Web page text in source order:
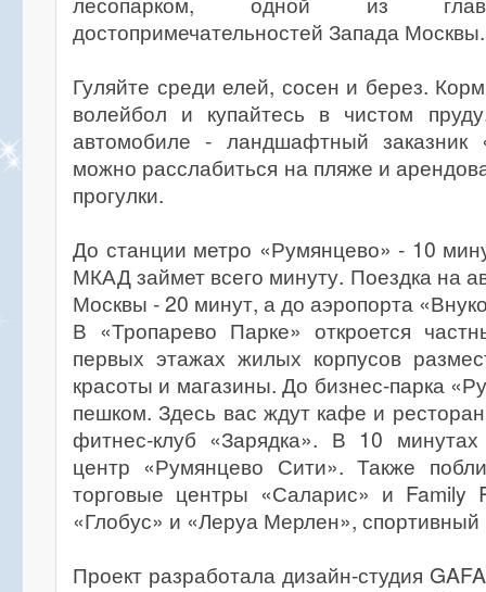
достопримечательностей Запада Москвы.
Гуляйте среди елей, сосен и берез.
волейбол и купайтесь в чистом
автомобиле - ландшафтный заказник
можно расслабиться на пляже и
прогулки.
До станции метро «Румянцево» - 10
МКАД займет всего минуту. Поездка на
Москвы - 20 минут, а до аэропорта
В «Тропарево Парке» откроется
первых этажах жилых корпусов
красоты и магазины. До бизнес-парка
пешком. Здесь вас ждут кафе и
фитнес-клуб «Зарядка». В 10
центр «Румянцево Сити». Также
торговые центры «Саларис» и Family
«Глобус» и «Леруа Мерлен», спортивный
Проект разработала дизайн-студия